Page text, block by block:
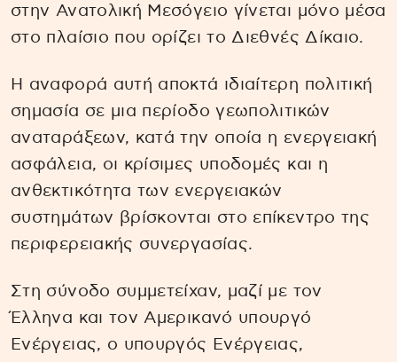
στην Ανατολική Μεσόγειο γίνεται μόνο μέσα
στο πλαίσιο που ορίζει το Διεθνές Δίκαιο.
Η αναφορά αυτή αποκτά ιδιαίτερη πολιτική
σημασία σε μια περίοδο γεωπολιτικών
αναταράξεων, κατά την οποία η ενεργειακή
ασφάλεια, οι κρίσιμες υποδομές και η
ανθεκτικότητα των ενεργειακών
συστημάτων βρίσκονται στο επίκεντρο της
περιφερειακής συνεργασίας.
Στη σύνοδο συμμετείχαν, μαζί με τον
Έλληνα και τον Αμερικανό υπουργό
Ενέργειας, ο υπουργός Ενέργειας,